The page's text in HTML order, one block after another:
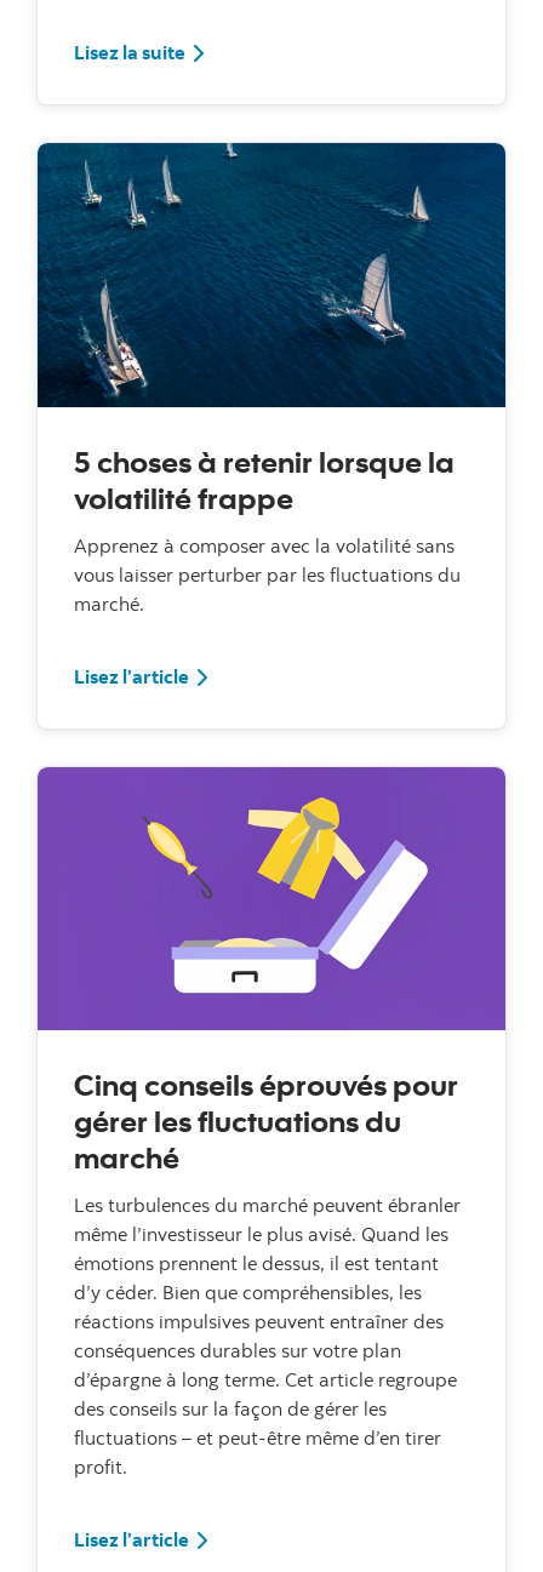
Lisez la suite
5 choses à retenir lorsque la
volatilité frappe
Apprenez à composer avec la volatilité sans
vous laisser perturber par les fluctuations du
marché.
Lisez l’article Lisez l’article
Cinq conseils éprouvés pour
gérer les fluctuations du
marché
Les turbulences du marché peuvent ébranler
même l’investisseur le plus avisé. Quand les
émotions prennent le dessus, il est tentant
d’y céder. Bien que compréhensibles, les
réactions impulsives peuvent entraîner des
conséquences durables sur votre plan
d’épargne à long terme. Cet article regroupe
des conseils sur la façon de gérer les
fluctuations – et peut-être même d’en tirer
profit.
Lisez l’article Cinq conseils éprouvés pour gérer les